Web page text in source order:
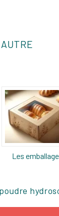
AUTRE
Les